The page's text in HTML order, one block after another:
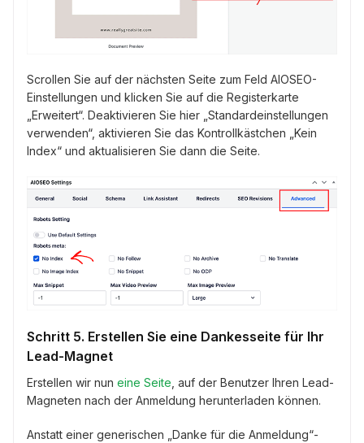
Scrollen Sie auf der nächsten Seite zum Feld AIOSEO-
Einstellungen und klicken Sie auf die Registerkarte
„Erweitert“. Deaktivieren Sie hier „Standardeinstellungen
verwenden“, aktivieren Sie das Kontrollkästchen „Kein
Index“ und aktualisieren Sie dann die Seite.
Schritt 5. Erstellen Sie eine Dankesseite für Ihr
Lead-Magnet
Erstellen wir nun eine Seite , auf der Benutzer Ihren Lead-
Magneten nach der Anmeldung herunterladen können.
Anstatt einer generischen „Danke für die Anmeldung“-